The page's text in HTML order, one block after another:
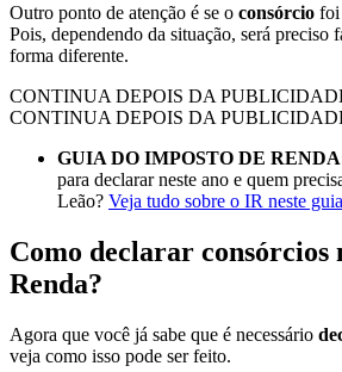
Outro ponto de atenção é se o consórcio foi
Pois, dependendo da situação, será preciso
forma diferente.
CONTINUA DEPOIS DA
CONTINUA DEPOIS DA
GUIA DO IMPOSTO DE
para declarar neste ano e quem
Leão? Veja tudo sobre o IR neste
Como declarar consórcios
Renda?
Agora que você já sabe que é necessário
veja como isso pode ser feito.